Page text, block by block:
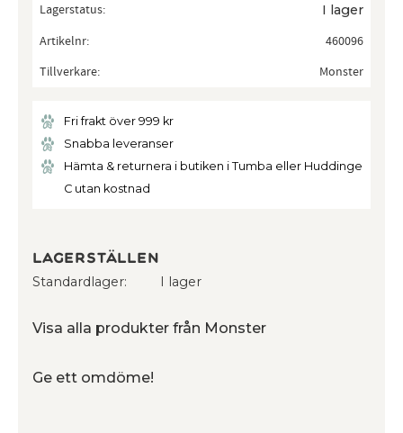
Lagerstatus I lager
Artikelnr
460096
Tillverkare
Monster
Fri frakt över 999 kr
Snabba leveranser
Hämta & returnera i butiken i Tumba eller Huddinge
C utan kostnad
Lagerställen
Standardlager I lager
Visa alla produkter från Monster
Ge ett omdöme!